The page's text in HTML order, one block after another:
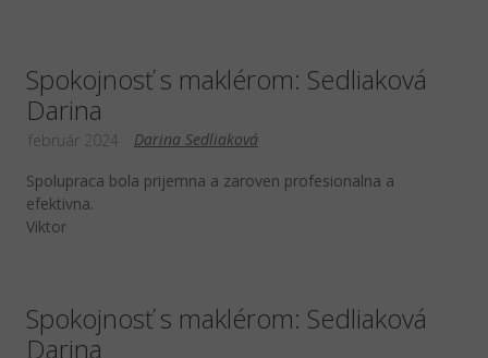
Spokojnosť s maklérom: Sedliaková
Darina
Darina Sedliaková
február 2024
Spolupraca bola prijemna a zaroven profesionalna a
efektivna.
Viktor
Spokojnosť s maklérom: Sedliaková
Darina